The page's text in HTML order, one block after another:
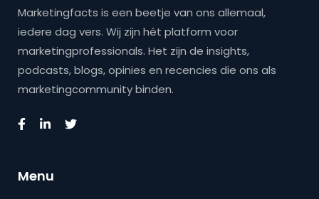
Marketingfacts is een beetje van ons allemaal,
iedere dag vers. Wij zijn hét platform voor
marketingprofessionals. Het zijn de insights,
podcasts, blogs, opinies en recencies die ons als
marketingcommunity binden.
Menu